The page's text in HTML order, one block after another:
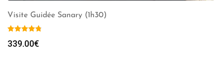
Visite Guidée Sanary (1h30)
339.00€